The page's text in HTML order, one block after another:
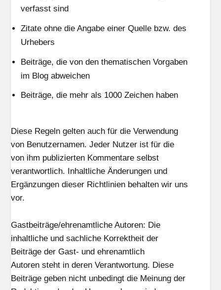
verfasst sind
Zitate ohne die Angabe einer Quelle bzw. des
Urhebers
Beiträge, die von den thematischen Vorgaben
im Blog abweichen
Beiträge, die mehr als 1000 Zeichen haben
Diese Regeln gelten auch für die Verwendung
von Benutzernamen. Jeder Nutzer ist für die
von ihm publizierten Kommentare selbst
verantwortlich. Inhaltliche Änderungen und
Ergänzungen dieser Richtlinien behalten wir uns
vor.
Gastbeiträge/ehrenamtliche Autoren: Die
inhaltliche und sachliche Korrektheit der
Beiträge der Gast- und ehrenamtlich
Autoren steht in deren Verantwortung. Diese
Beiträge geben nicht unbedingt die Meinung der